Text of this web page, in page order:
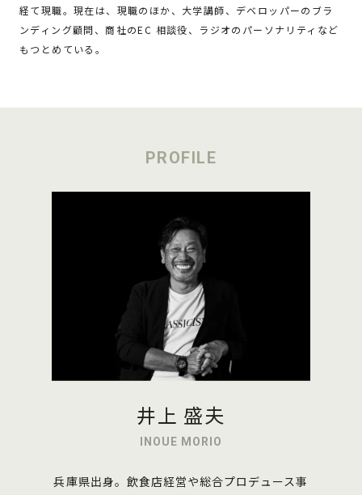
経て現職。現在は、現職のほか、大学講師、デベロッパーのブラ
ンディング顧問、商社のEC 相談役、ラジオのパーソナリティなど
もつとめている。
PROFILE
井上 盛夫
INOUE MORIO
兵庫県出身。飲食店経営や総合プロデュース事